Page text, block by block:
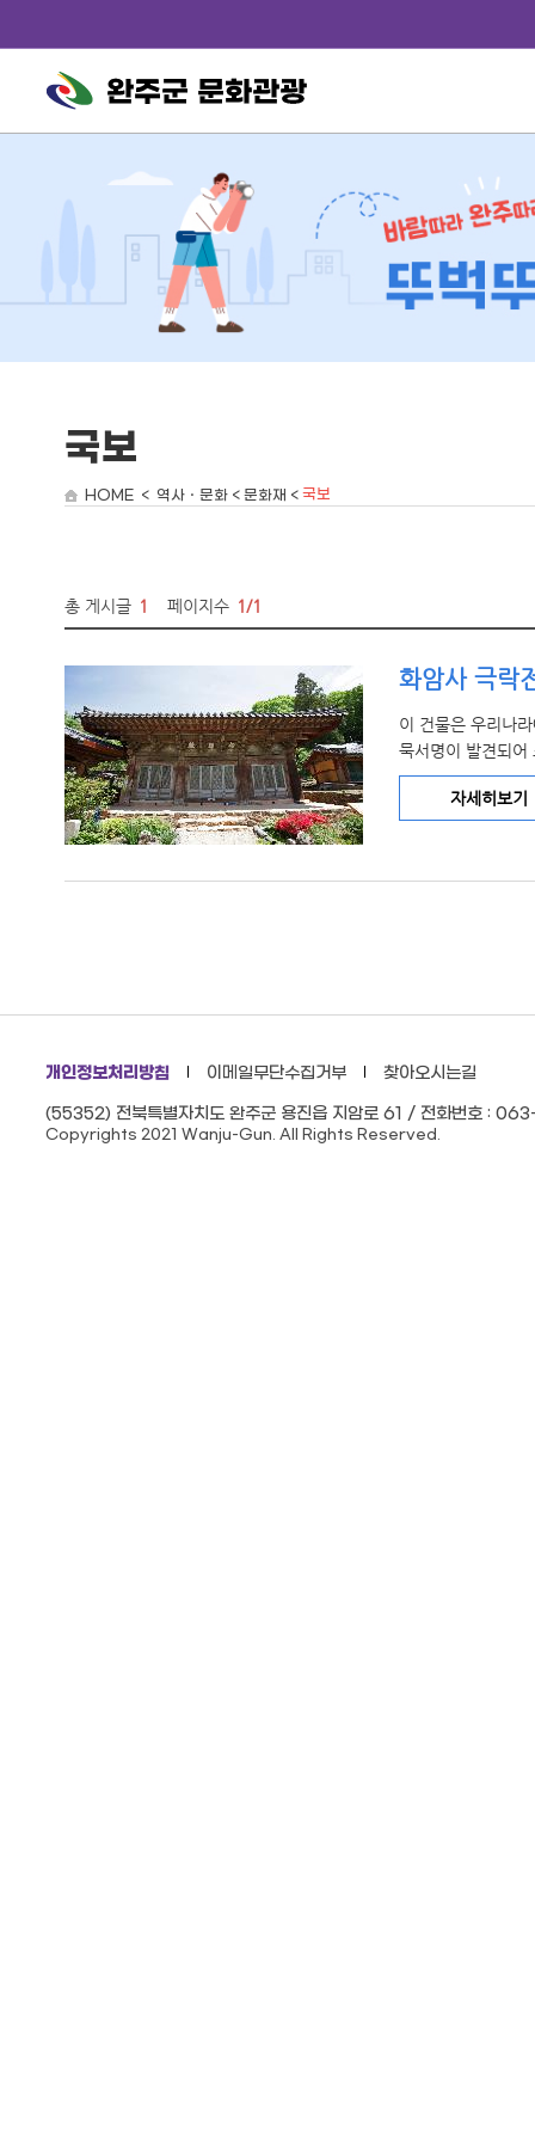
완주군 문화관광
국보
HOME < 역사ㆍ문화 < 문화재 <국보
총 게시글 1 페이지수 1/1
화암사 극락
이 건물은 우리나
묵서명이 발견되
자세히보기
개인정보처리방침 이메일무단수집거부
찾아오시는길
(55352) 전북특별자치도 완주군 용진읍 지암로 61 / 전화번호 :
Copyrights 2021 Wanju-Gun. All Rights Reserved.